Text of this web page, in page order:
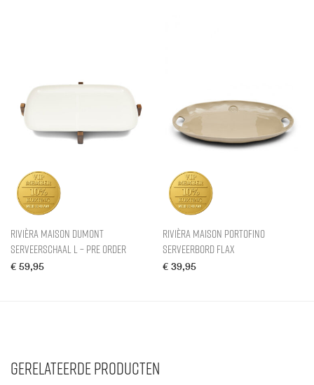
Rivièra Maison Dumont
Serveerschaal L – Pre Order
€ 59,95
Rivièra Maison Portofino
Serveerbord Flax
€ 39,95
Gerelateerde producten